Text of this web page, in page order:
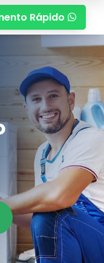
Rápido 